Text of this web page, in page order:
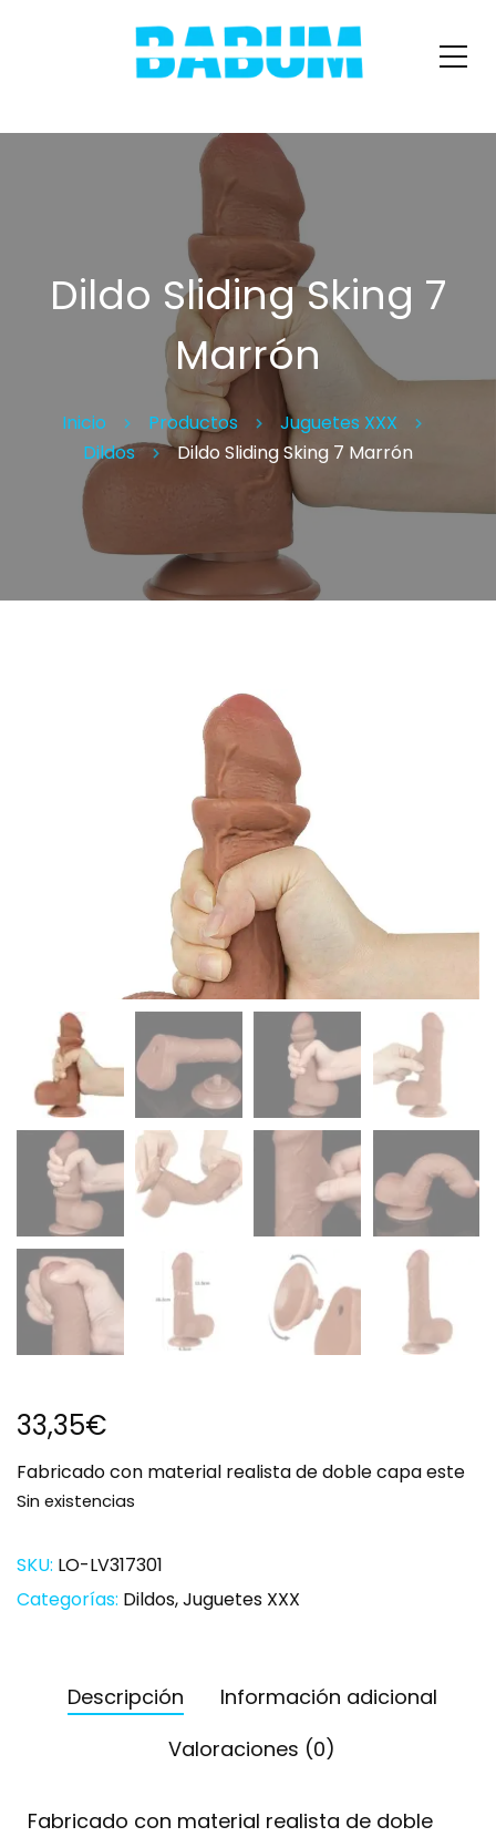
Dildo Sliding Sking 7
Marrón
Inicio Productos
Juguetes XXX
Dildos
Dildo Sliding Sking 7 Marrón
33,35€
Fabricado con material realista de doble capa este
Sin existencias
SKU: LO-LV317301
Categorías: Dildos,Juguetes XXX
Descripción
Información adicional
Valoraciones (0)
Fabricado con material realista de doble